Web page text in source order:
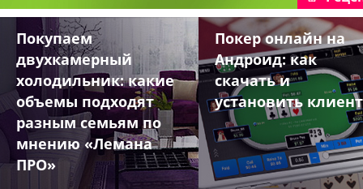
Покупаем
двухкамерный
холодильник: какие
объемы подходят
разным семьям по
мнению «Лемана
ПРО»
Покер онлайн на
Андроид: как
скачать и
установить